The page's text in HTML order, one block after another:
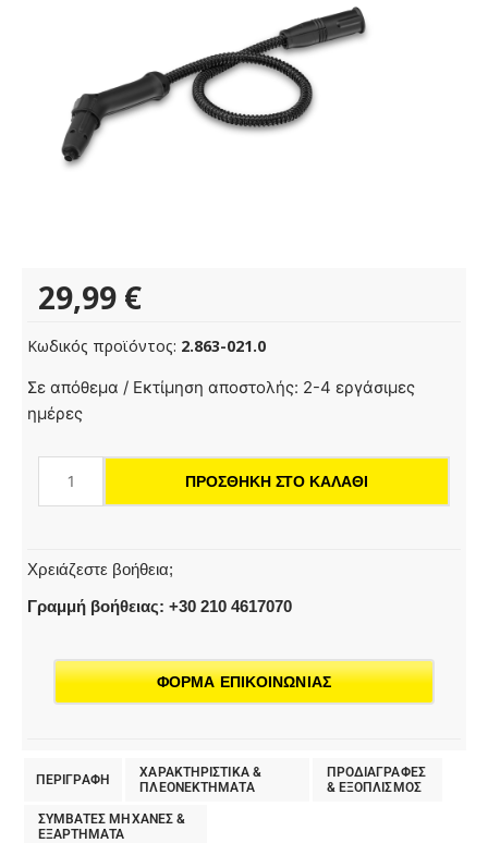
29,99 €
Κωδικός προϊόντος: 2.863-021.0
Σε απόθεμα / Εκτίμηση αποστολής: 2-4 εργάσιμες
ημέρες
Σωλήνας
προέκτασης
ποσότητα
ΠΡΟΣΘΉΚΗ ΣΤΟ ΚΑΛΆΘΙ
Χρειάζεστε βοήθεια;
Γραμμή βοήθειας: +30 210 4617070
ΦΟΡΜΑ ΕΠΙΚΟΙΝΩΝΙΑΣ
ΠΕΡΙΓΡΑΦΗ
ΧΑΡΑΚΤΗΡΙΣΤΙΚΑ &
ΠΛΕΟΝΕΚΤΗΜΑΤΑ
ΠΡΟΔΙΑΓΡΑΦΕΣ
& EΞΟΠΛΙΣΜΟΣ
ΣΥΜΒΑΤΕΣ ΜΗΧΑΝΕΣ &
ΕΞΑΡΤΗΜΑΤΑ